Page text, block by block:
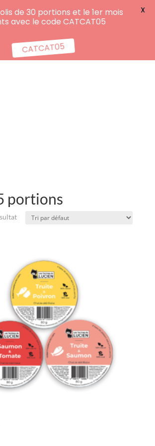
portions
de 30 portions et le 1er mois
avec le code CATCAT05
CATCAT05
X